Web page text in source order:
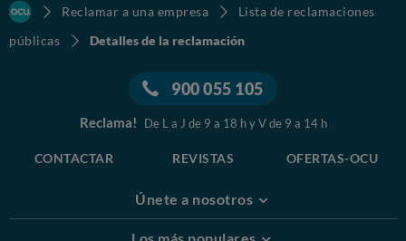
Reclamar a una empresa
Lista de reclamaciones
públicas
Detalles de la reclamación
900 055 105
Reclama! De L a J de 9 a 18 h y V de 9 a 14 h
CONTACTAR REVISTAS OFERTAS-OCU
Únete a nosotros